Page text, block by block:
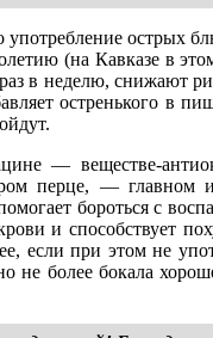
употребление острых
(на Кавказе в
в неделю, снижают
остренького в
— веществе-
перце, — главном
бороться с
и способствует
если при этом не
не более бокала